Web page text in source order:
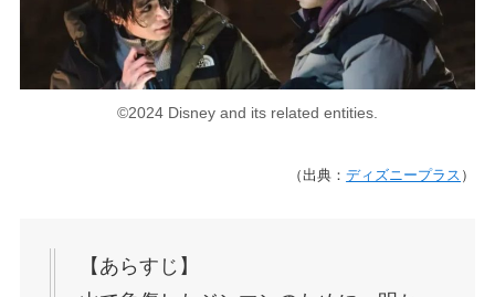
©2024 Disney and its related entities.
（出典：ディズニープラス ）
【あらすじ】